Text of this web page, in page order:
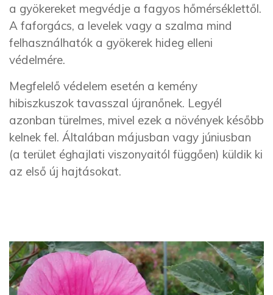
a gyökereket megvédje a fagyos hőmérséklettől.
A faforgács, a levelek vagy a szalma mind
felhasználhatók a gyökerek hideg elleni
védelmére.
Megfelelő védelem esetén a kemény
hibiszkuszok tavasszal újranőnek. Legyél
azonban türelmes, mivel ezek a növények később
kelnek fel. Általában májusban vagy júniusban
(a terület éghajlati viszonyaitól függően) küldik ki
az első új hajtásokat.